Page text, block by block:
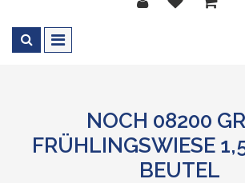
NOCH 08200
FRÜHLINGSWIESE
BEUTEL